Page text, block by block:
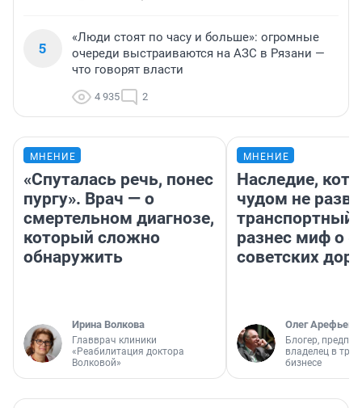
5
«Люди стоят по часу и больше»: огромные
очереди выстраиваются на АЗС в Рязани —
что говорят власти
4 935 2
МНЕНИЕ
«Спуталась речь, понес
пургу». Врач — о
смертельном диагнозе,
который сложно
обнаружить
Ирина Волкова
Главврач клиники
«Реабилитация доктора
Волковой»
МНЕНИЕ
Наследие,
чудом не
транспортный
разнес миф о
советских
Олег Арефьев
Блогер,
владелец в
бизнесе